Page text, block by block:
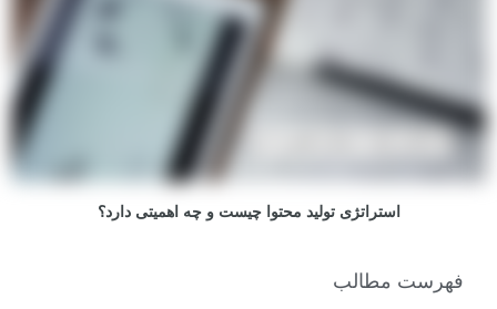
استراتژی تولید محتوا چیست و چه اهمیتی دارد؟
فهرست مطالب